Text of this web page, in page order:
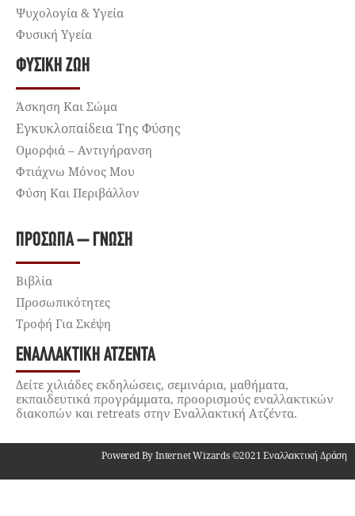
Ψυχολογία & Υγεία
Φυσική Υγεία
ΦΥΣΙΚΉ ΖΩΉ
Άσκηση Και Σώμα
Εγκυκλοπαίδεια Της Φύσης
Ομορφιά – Αντιγήρανση
Φτιάχνω Μόνος Μου
Φύση Και Περιβάλλον
ΠΡΌΣΩΠΑ – ΓΝΏΣΗ
Βιβλία
Προσωπικότητες
Τροφή Για Σκέψη
ΕΝΑΛΛΑΚΤΙΚΉ ΑΤΖΈΝΤΑ
Δείτε χιλιάδες εκδηλώσεις, σεμινάρια, μαθήματα,
εκπαιδευτικά προγράμματα, προορισμούς εναλλακτικών
διακοπών και retreats στην Εναλλακτική Ατζέντα.
Powered By Internet Wizards ©2021 Εναλλακτική Δράση